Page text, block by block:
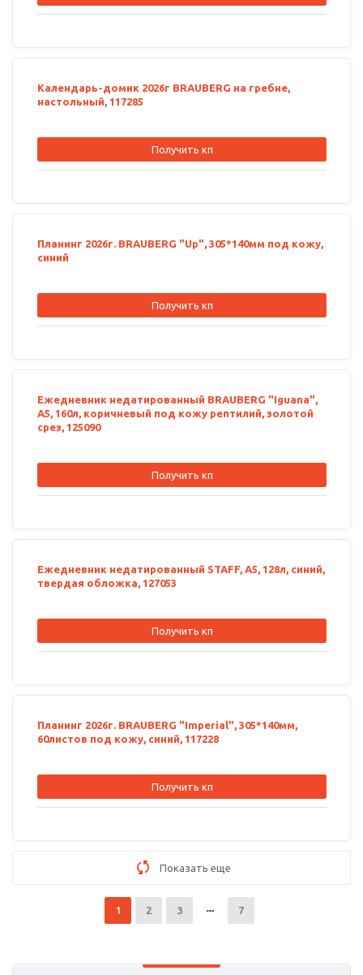
Календарь-домик 2026г BRAUBERG на гребне,
настольный, 117285
Получить кп
Планинг 2026г. BRAUBERG "Up", 305*140мм под кожу,
синий
Получить кп
Ежедневник недатированный BRAUBERG "Iguana",
А5, 160л, коричневый под кожу рептилий, золотой
срез, 125090
Получить кп
Ежедневник недатированный STAFF, А5, 128л, синий,
твердая обложка, 127053
Получить кп
Планинг 2026г. BRAUBERG "Imperial", 305*140мм,
60листов под кожу, синий, 117228
Получить кп
Показать еще
1 2 3 7